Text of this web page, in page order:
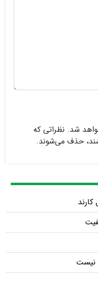
شد. نظراتی که
حذف می‌شوند.
نیست